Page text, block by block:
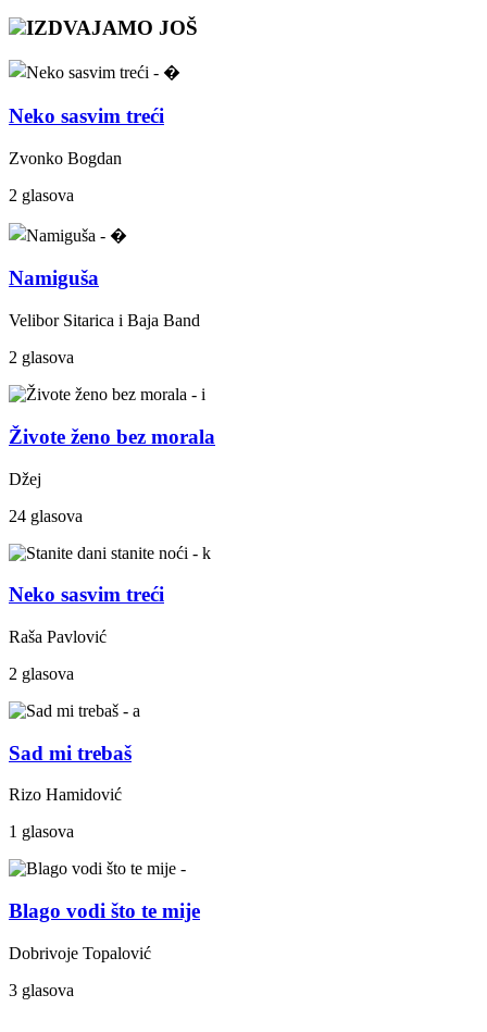
IZDVAJAMO JOŠ
Neko sasvim treći
Zvonko Bogdan
2 glasova
Namiguša
Velibor Sitarica i Baja Band
2 glasova
Živote ženo bez morala
Džej
24 glasova
Neko sasvim treći
Raša Pavlović
2 glasova
Sad mi trebaš
Rizo Hamidović
1 glasova
Blago vodi što te mije
Dobrivoje Topalović
3 glasova